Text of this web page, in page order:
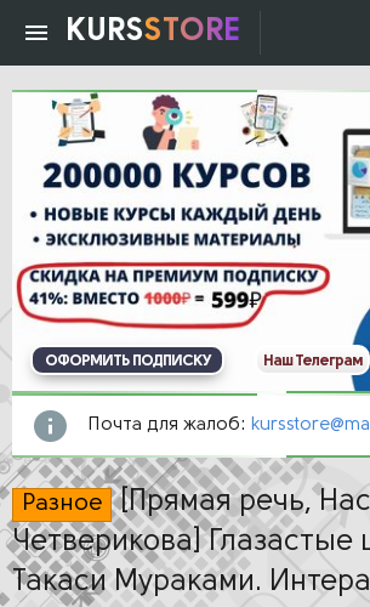
KURSSTORE
ОФОРМИТЬ ПОДПИСКУ Наш Телеграм
Почта для жалоб:
Разное [Прямая речь,
Четверикова] Глазастые
Такаси Мураками.